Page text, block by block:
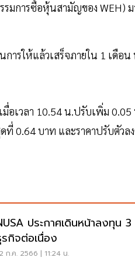
รมการซื้อหุ้นสามัญของ
การให้แล้วเสร็จภายใน 1 เดื
อเวลา 10.54 น.ปรับเพิ่ม
0.64 บาท และราคาปรับตัวล
ประกาศเดินหน้าลงทุน 3
กิจต่อเนื่อง
ก.ค. 2566 | 11:24 น.